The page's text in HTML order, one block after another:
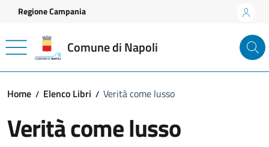
Vai ai contenuti
Vai al footer
Regione Campania
Comune di Napoli
Home Elenco Libri Verità come lusso
Verità come lusso